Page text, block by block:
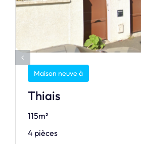
Maison neuve à
Thiais
115m²
4 pièces